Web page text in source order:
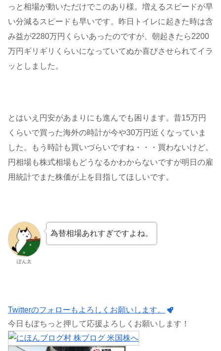
っと相場が動いただけでこのあり様。増えるスピードが早
い分減るスピードも早いです。昨日トイレに起きた時は含
み益が2280万円くらいあったのですが、朝起きたら2200
万円ギリギリくらいになっていてぬか喜びさせられてイラ
ッとしました。
とはいえ円安があまりにも進んでも困ります。昔15万円
くらいで買った海外の時計が今や30万円近くなっていま
した。もう時計も買いづらいですね・・・買わないけど。
円相場も株式相場もどうなるかわからないですが明日の雇
用統計でまた株価が上を目指してほしいです。
ぽん太
為替相場あれすぎですよね。
Twitterのフォローもよろしくお願いします。
今日もぽちっと押して応援よろしくお願いします！